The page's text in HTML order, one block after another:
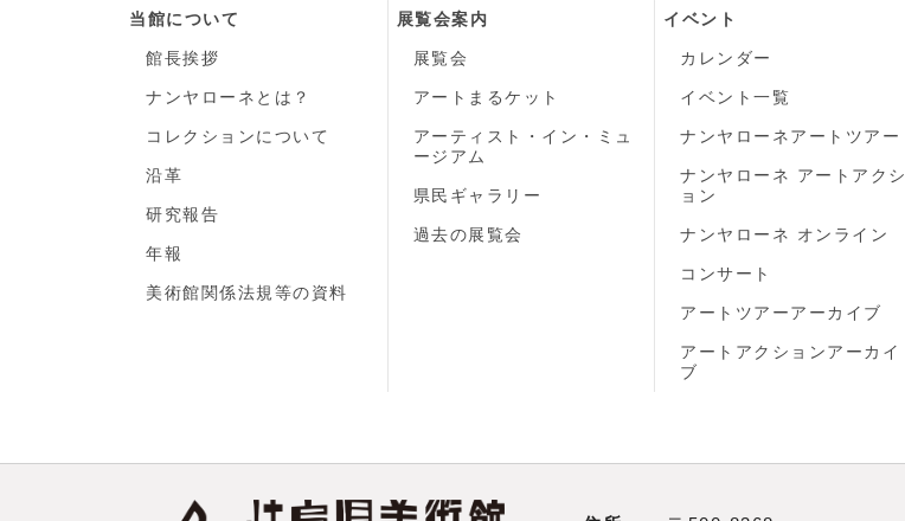
当館について
館長挨拶
ナンヤローネとは？
コレクションについて
沿革
研究報告
年報
美術館関係法規等の資料
展覧会案内
展覧会
アートまるケット
アーティスト・イン・ミュ
ージアム
県民ギャラリー
過去の展覧会
イベント
カレンダー
イベント一覧
ナンヤローネアートツアー
ナンヤローネ アートアクシ
ョン
ナンヤローネ オンライン
コンサート
アートツアーアーカイブ
アートアクションアーカイ
ブ